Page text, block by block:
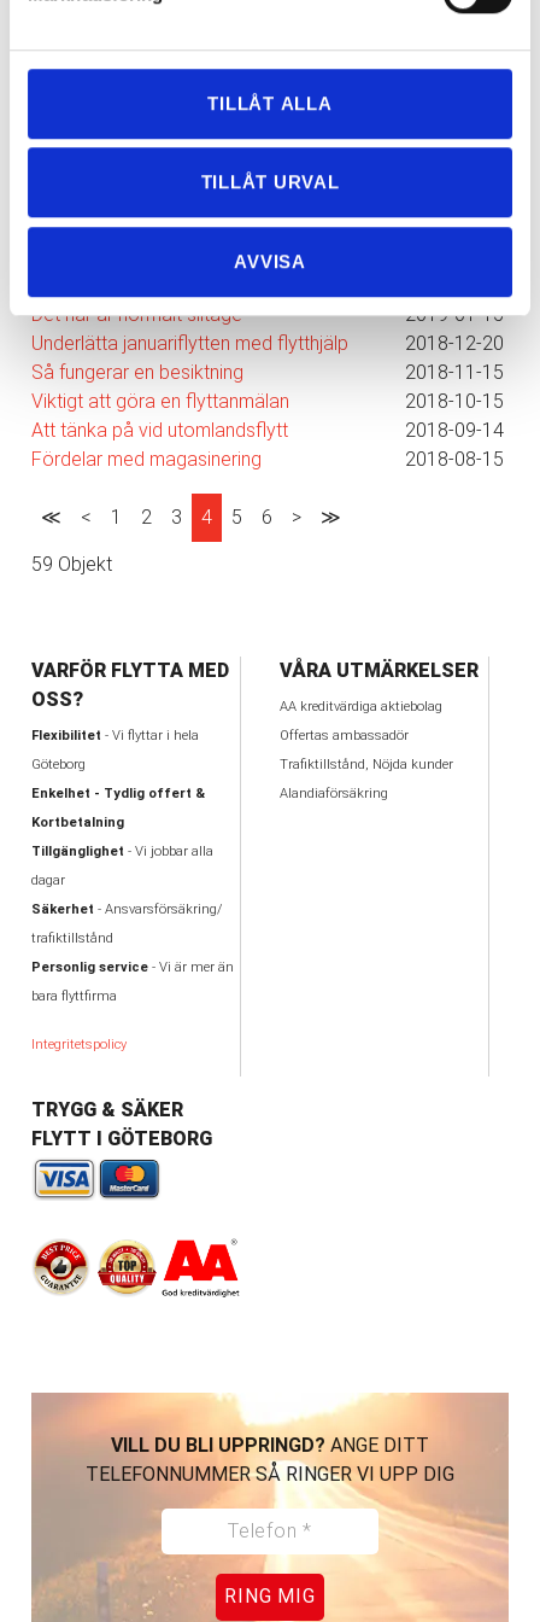
TILLÅT ALLA
TILLÅT URVAL
AVVISA
Nyhetsarkiv
Tips för en effektiv flyttpackning
2019-05-29
Bostadsmarknaden påverkar antalet flyttar
Det här är normalt slitage
2019-01-15
Underlätta januariflytten med flytthjälp
2018-12-20
Så fungerar en besiktning
2018-11-15
Viktigt att göra en flyttanmälan
2018-10-15
Att tänka på vid utomlandsflytt
2018-09-14
Fördelar med magasinering
2018-08-15
≪ < 1 2 3 4 5 6 > ≫
59 Objekt
VARFÖR FLYTTA MED
OSS?
Flexibilitet - Vi flyttar i hela
Göteborg
Enkelhet - Tydlig offert &
Kortbetalning
Tillgänglighet - Vi jobbar alla
dagar
Säkerhet - Ansvarsförsäkring/
trafiktillstånd
Personlig service- Vi är mer än
bara flyttfirma
Integritetspolicy
VÅRA UTMÄRKELSER
AA kreditvärdiga aktiebolag
Offertas ambassadör
Trafiktillstånd, Nöjda kunder
Alandiaförsäkring
TRYGG & SÄKER
FLYTT I GÖTEBORG
VILL DU BLI UPPRINGD? ANGE DITT
TELEFONNUMMER SÅ RINGER VI UPP DIG
RING MIG